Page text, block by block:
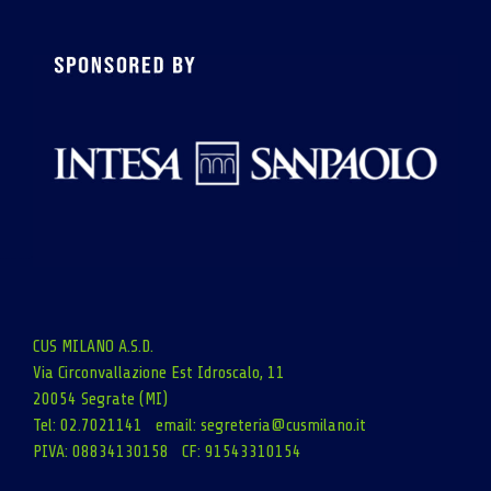
CUS MILANO A.S.D.
Via Circonvallazione Est Idroscalo, 11
20054 Segrate (MI)
Tel: 02.7021141 email: segreteria@cusmilano.it
PIVA: 08834130158 CF: 91543310154